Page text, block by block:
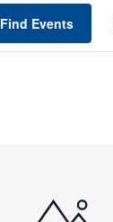
Find Events